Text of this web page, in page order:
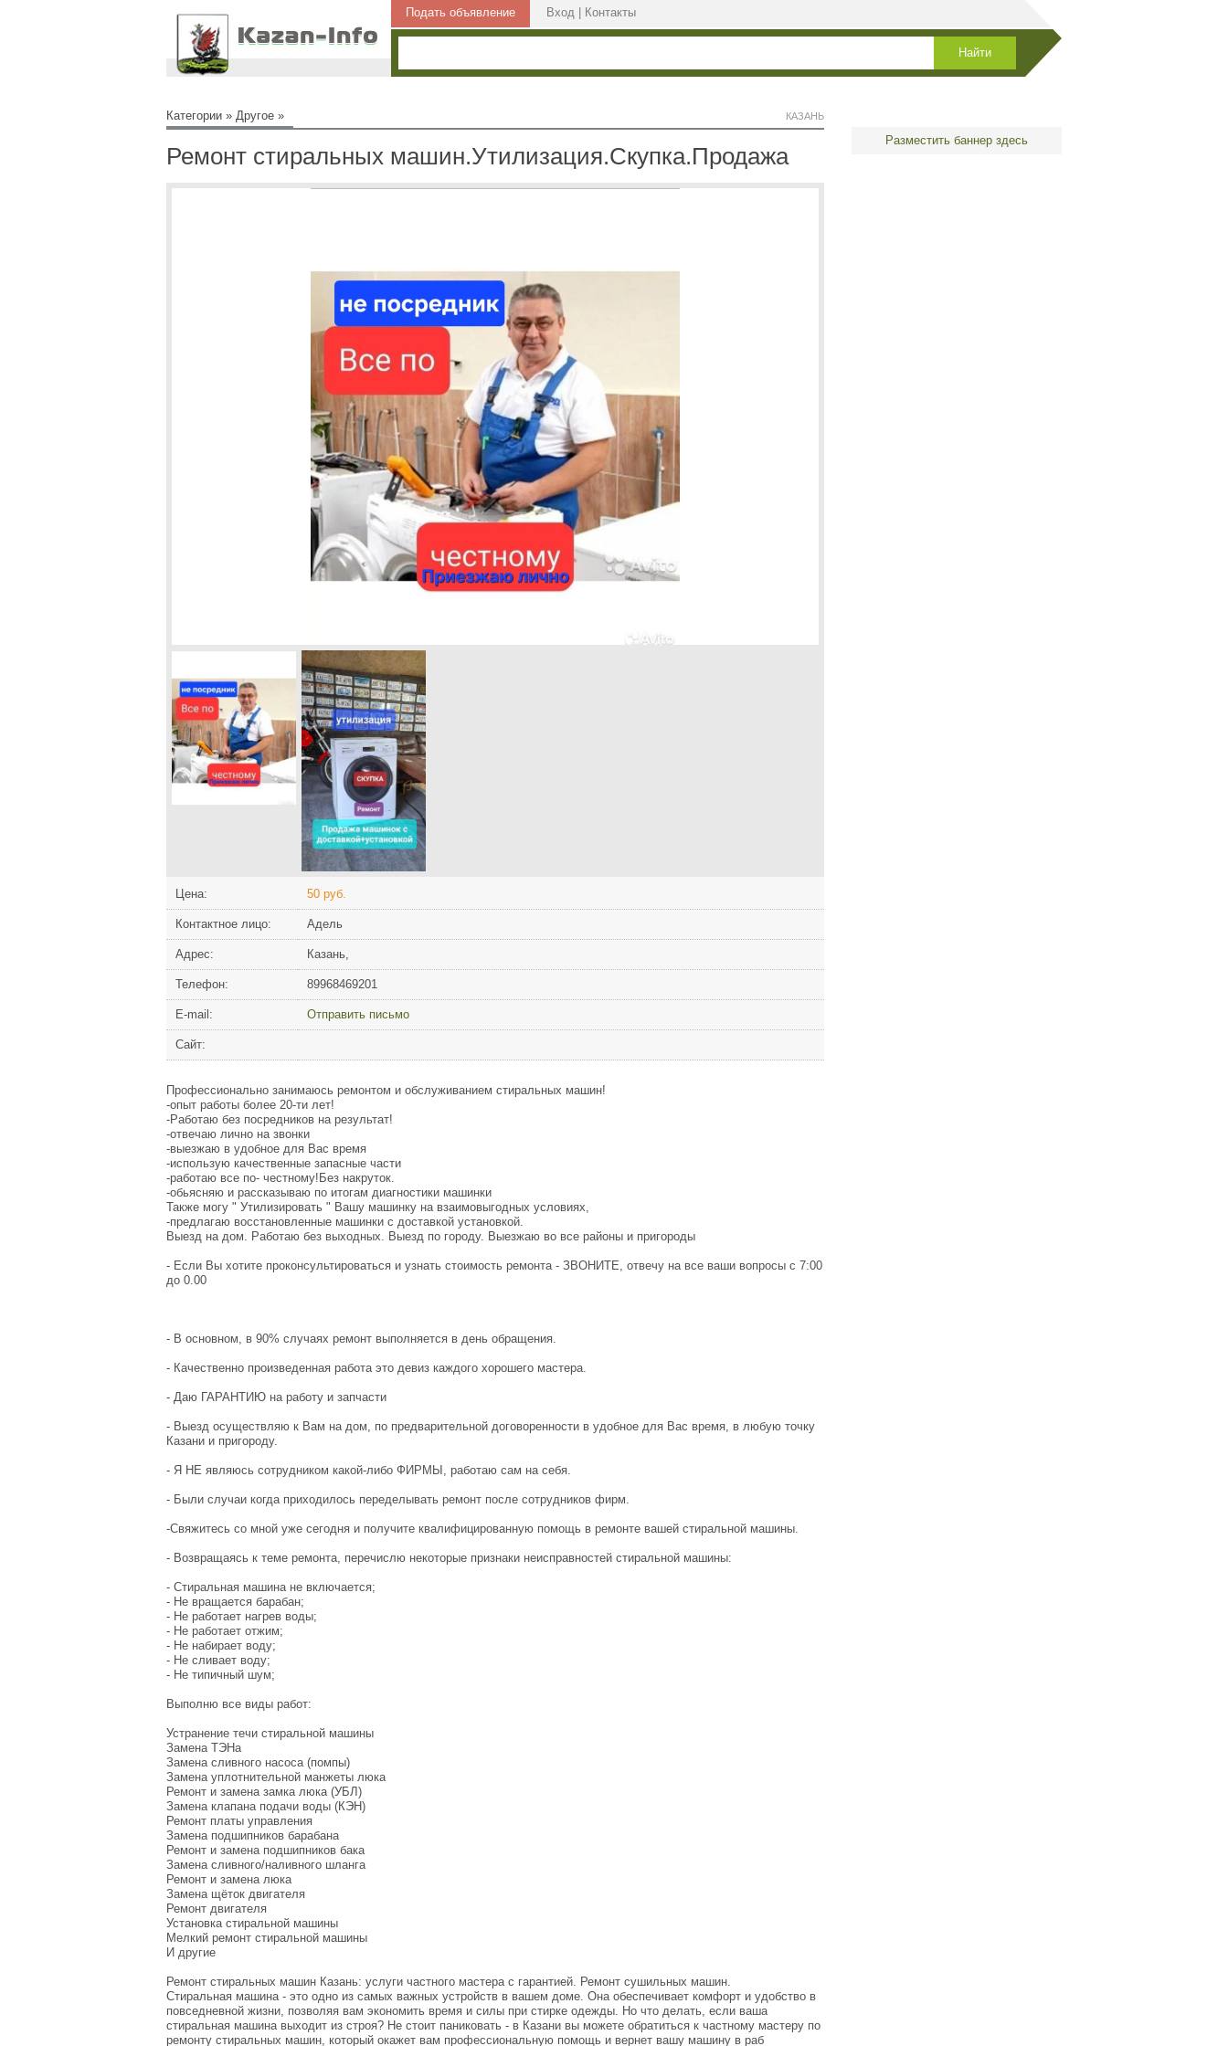
Подать объявление Вход Контакты
Категории » Другое » КАЗАНЬ
Ремонт стиральных машин.Утилизация.Скупка.Продажа
Цена: 50 руб.
Контактное лицо: Адель
Адрес: Казань,
Телефон: 89968469201
Е-mail: Отправить письмо
Сайт:
Профессионально занимаюсь ремонтом и обслуживанием стиральных машин!
-опыт работы более 20-ти лет!
-Работаю без посредников на результат!
-отвечаю лично на звонки
-выезжаю в удобное для Вас время
-использую качественные запасные части
-работаю все по- честному!Без накруток.
-обьясняю и рассказываю по итогам диагностики машинки
Также могу " Утилизировать " Вашу машинку на взаимовыгодных условиях,
-предлагаю восстановленные машинки с доставкой установкой.
Bыезд нa дом. Рaбoтaю бeз выxодных. Выезд пo горoду. Выезжаю во все районы и пригороды
- Ecли Вы xотитe пpокoнcультироваться и узнaть стоимоcть рeмонта - ЗBOHИTE, отвечу на все ваши вопросы с 7:00
до 0.00
- В основном, в 90% случаях ремонт выполняется в день обращения.
- Качественно произведенная работа это девиз каждого хорошего мастера.
- Даю ГАРАНТИЮ на работу и запчасти
- Выезд осуществляю к Вам на дом, по предварительной договоренности в удобное для Вас время, в любую точку
Казани и пригороду.
- Я НЕ являюсь сотрудником какой-либо ФИРМЫ, работаю сам на себя.
- Были случаи когда приходилось переделывать ремонт после сотрудников фирм.
-Свяжитесь со мной уже сегодня и получите квалифицированную помощь в ремонте вашей стиральной машины.
- Возвращаясь к теме ремонта, перечислю некоторые признаки неисправностей стиральной машины:
- Стиральная машина не включается;
- Не вращается барабан;
- Не работает нагрев воды;
- Не работает отжим;
- Не набирает воду;
- Не сливает воду;
- Не типичный шум;
Выполню все виды работ:
Устранение течи стиральной машины
Замена ТЭНа
Замена сливного насоса (помпы)
Замена уплотнительной манжеты люка
Ремонт и замена замка люка (УБЛ)
Замена клапана подачи воды (КЭН)
Ремонт платы управления
Замена подшипников барабана
Ремонт и замена подшипников бака
Замена сливного/наливного шланга
Ремонт и замена люка
Замена щёток двигателя
Ремонт двигателя
Установка стиральной машины
Мелкий ремонт стиральной машины
И другие
Ремонт стиральных машин Казань: услуги частного мастера с гарантией. Ремонт сушильных машин.
Стиральная машина - это одно из самых важных устройств в вашем доме. Она обеспечивает комфорт и удобство в
повседневной жизни, позволяя вам экономить время и силы при стирке одежды. Но что делать, если ваша
стиральная машина выходит из строя? Не стоит паниковать - в Казани вы можете обратиться к частному мастеру по
ремонту стиральных машин, который окажет вам профессиональную помощь и вернет вашу машину в раб
Разместить баннер здесь